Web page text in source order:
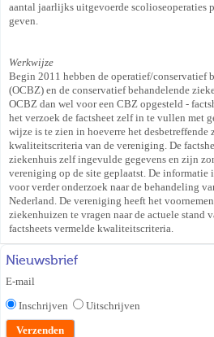
aantal jaarlijks uitgevoerde scolioseoperaties
geven.
Werkwijze
Begin 2011 hebben de operatief/conservatief
(OCBZ) en de conservatief behandelende
OCBZ dan wel voor een CBZ opgesteld -
het verzoek de factsheet zelf in te vullen met
wijze is te zien in hoeverre het desbetreffende
kwaliteitscriteria van de vereniging. De
ziekenhuis zelf ingevulde gegevens en zijn
vereniging op de site geplaatst. De informatie
voor verder onderzoek naar de behandeling
Nederland. De vereniging heeft het
ziekenhuizen te vragen naar de actuele stand
factsheets vermelde kwaliteitscriteria.
Nieuwsbrief
E-mail
Inschrijven
Uitschrijven